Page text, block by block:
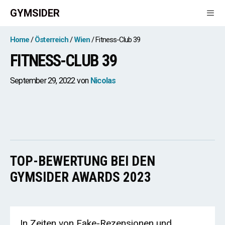
Zum
Inhalt
springen
GYMSIDER
Home Österreich Wien Fitness-Club 39
FITNESS-CLUB 39
September 29, 2022 von Nicolas
TOP-BEWERTUNG BEI DEN
GYMSIDER AWARDS 2023